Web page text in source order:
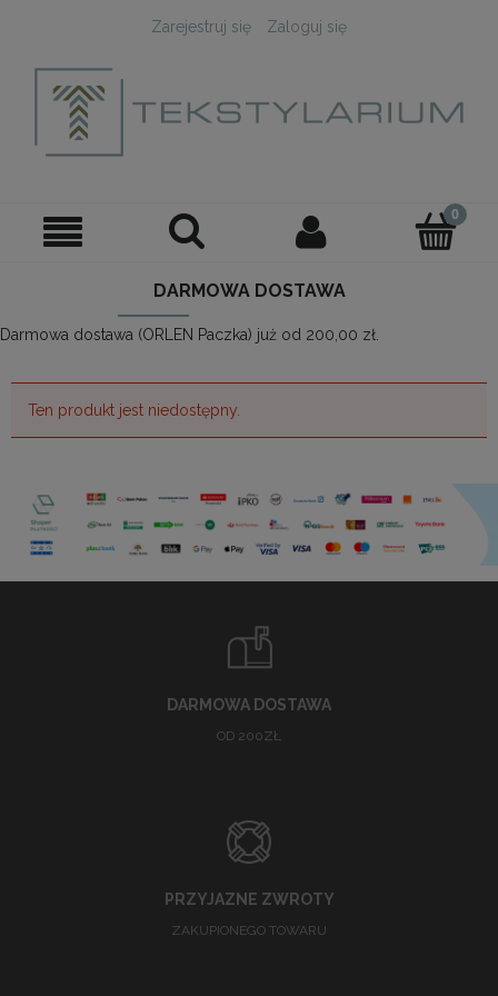
Zarejestruj się Zaloguj się
DARMOWA DOSTAWA
Darmowa dostawa (ORLEN Paczka) już od 200,00 zł.
Ten produkt jest niedostępny.
DARMOWA DOSTAWA
OD 200ZŁ
PRZYJAZNE ZWROTY
ZAKUPIONEGO TOWARU